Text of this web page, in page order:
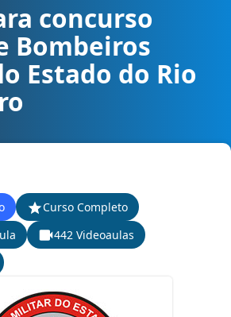
RJ, CBMERJ - Corpo de Bombeiros
concurso
Bombeiros
Estado do Rio
Curso Completo
442 Videoaulas